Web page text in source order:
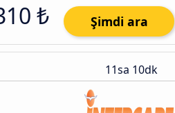
₺ Şimdi ara
11sa 10dk